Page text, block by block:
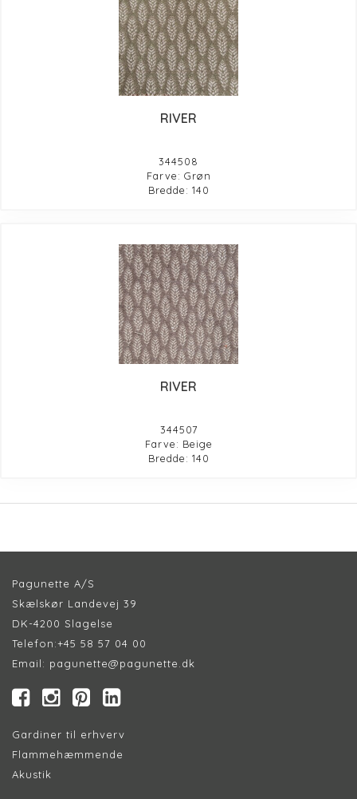
RIVER
344508
Farve: Grøn
Bredde: 140
RIVER
344507
Farve: Beige
Bredde: 140
Pagunette A/S
Skælskør Landevej 39
DK-4200 Slagelse
Telefon:+45 58 57 04 00
Email: pagunette@pagunette.dk
Gardiner til erhverv
Flammehæmmende
Akustik